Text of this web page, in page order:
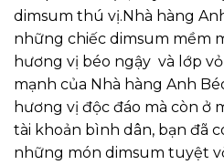
dimsum thú vị.Nhà hàng
những chiếc dimsum mềm
hương vị béo ngậy và lớp
mạnh của Nhà hàng Anh
hương vị độc đáo mà còn ở
tài khoản bình dân, bạn đã
những món dimsum tuyệt